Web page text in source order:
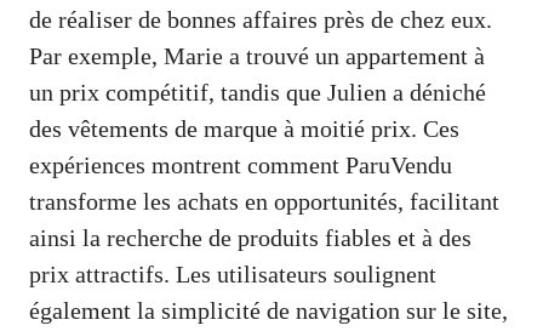
de réaliser de bonnes affaires près de chez eux.
Par exemple, Marie a trouvé un appartement à
un prix compétitif, tandis que Julien a déniché
des vêtements de marque à moitié prix. Ces
expériences montrent comment ParuVendu
transforme les achats en opportunités, facilitant
ainsi la recherche de produits fiables et à des
prix attractifs. Les utilisateurs soulignent
également la simplicité de navigation sur le site,